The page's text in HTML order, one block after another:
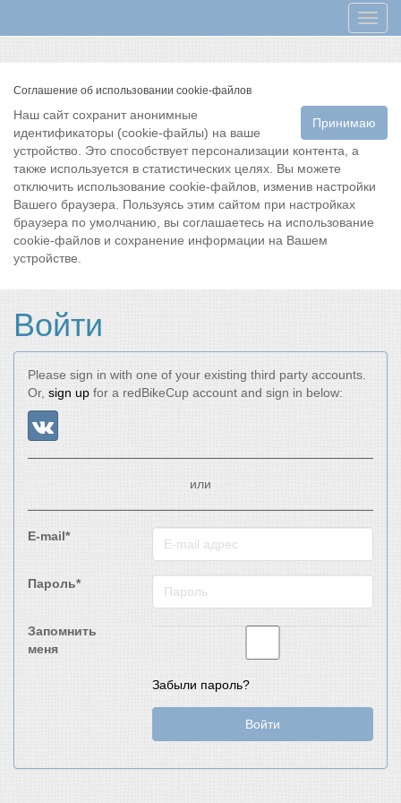
Меню
Соглашение об использовании cookie-файлов
Принимаю
Наш сайт сохранит анонимные
идентификаторы (cookie-файлы) на ваше
устройство. Это способствует персонализации контента, а
также используется в статистических целях. Вы можете
отключить использование cookie-файлов, изменив настройки
Вашего браузера. Пользуясь этим сайтом при настройках
браузера по умолчанию, вы соглашаетесь на использование
cookie-файлов и сохранение информации на Вашем
устройстве.
Войти
Please sign in with one of your existing third party accounts.
Or, sign up for a redBikeCup account and sign in below:
или
E-mail*
Пароль*
Запомнить
меня
Забыли пароль?
Войти